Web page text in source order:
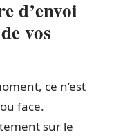
d’envoi
vos
ce n’est
face.
sur le